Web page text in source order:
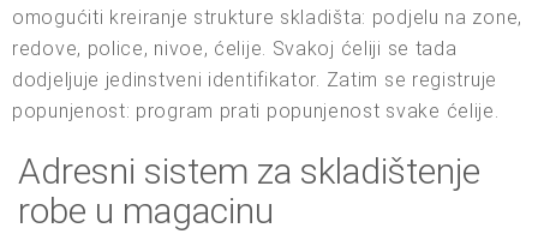
omogućiti kreiranje strukture skladišta: podjelu na zone,
redove, police, nivoe, ćelije. Svakoj ćeliji se tada
dodjeljuje jedinstveni identifikator. Zatim se registruje
popunjenost: program prati popunjenost svake ćelije.
Adresni sistem za skladištenje
robe u magacinu